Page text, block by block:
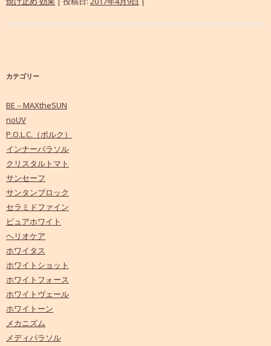
カテゴリー
BE－MAXtheSUN
noUV
P.O.L.C.（ポルク）
インナーパラソル
クリスタルトマト
サンセーフ
サンタンブロック
セラミドファイン
ピュアホワイト
ヘリオケア
ホワイタス
ホワイトショット
ホワイトフォース
ホワイトヴェール
ホワイトーン
メカニズム
メディパラソル